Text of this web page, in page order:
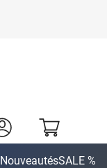
NouveautésSALE %